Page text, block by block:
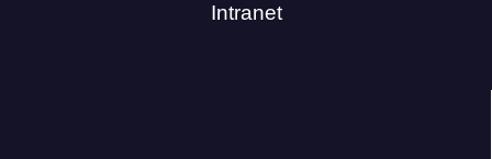
Intranet